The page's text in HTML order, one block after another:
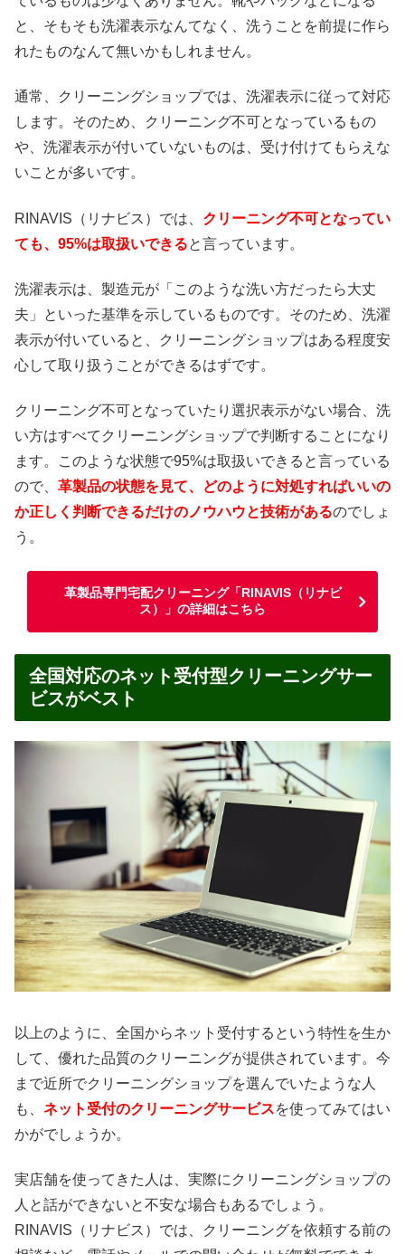
と、そもそも洗濯表示なんてなく、洗うことを前提に作ら
れたものなんて無いかもしれません。
通常、クリーニングショップでは、洗濯表示に従って対応
します。そのため、クリーニング不可となっているもの
や、洗濯表示が付いていないものは、受け付けてもらえな
いことが多いです。
RINAVIS（リナビス）では、 クリーニング不可となってい
ても、95%は取扱いできると言っています。
洗濯表示は、製造元が「このような洗い方だったら大丈
夫」といった基準を示しているものです。そのため、洗濯
表示が付いていると、クリーニングショップはある程度安
心して取り扱うことができるはずです。
クリーニング不可となっていたり選択表示がない場合、洗
い方はすべてクリーニングショップで判断することになり
ます。このような状態で95%は取扱いできると言っている
ので、 革製品の状態を見て、どのように対処すればいいの
か正しく判断できるだけのノウハウと技術があるのでしょ
う。
革製品専門宅配クリーニング「RINAVIS（リナビ
ス）」の詳細はこちら
全国対応のネット受付型クリーニングサー
ビスがベスト
以上のように、全国からネット受付するという特性を生か
して、優れた品質のクリーニングが提供されています。今
まで近所でクリーニングショップを選んでいたような人
も、 ネット受付のクリーニングサービスを使ってみてはい
かがでしょうか。
実店舗を使ってきた人は、実際にクリーニングショップの
人と話ができないと不安な場合もあるでしょう。
RINAVIS（リナビス）では、クリーニングを依頼する前の